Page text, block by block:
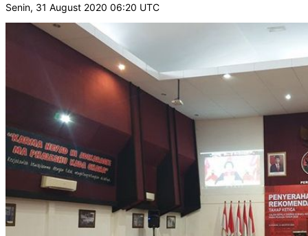
Senin, 31 August 2020 06:20 UTC